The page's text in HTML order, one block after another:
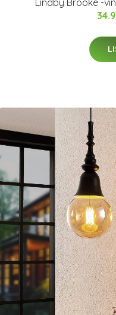
Lindby Brooke -